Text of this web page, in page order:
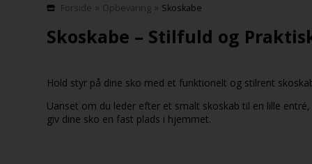
Forside » Opbevaring » Skoskabe
Skoskabe – Stilfuld og
Hold styr på dine sko med et funktionelt og stilrent
Uanset om du leder efter et smalt skoskab til en lille
giv dine sko en fast plads i hjemmet.